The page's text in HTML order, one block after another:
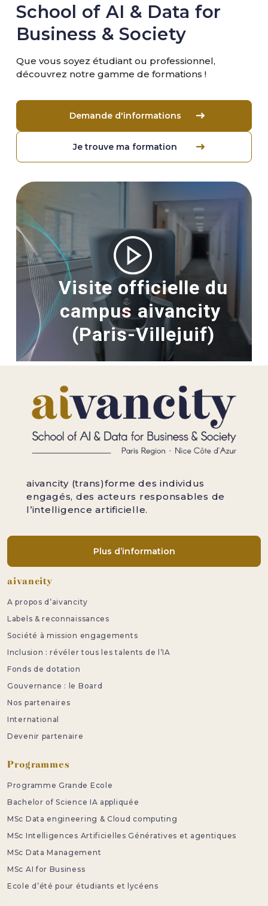
School of AI & Data for
Business & Society
Que vous soyez étudiant ou professionnel,
découvrez notre gamme de formations !
Demande d'informations
Je trouve ma formation
Image
Visite officielle du
campus aivancity
(Paris-Villejuif)
aivancity (trans)forme des individus
engagés, des acteurs responsables de
l’intelligence artificielle.
Plus d’information
Pied de page
aivancity
A propos d’aivancity
Labels & reconnaissances
Société à mission engagements
Inclusion : révéler tous les talents de l’IA
Fonds de dotation
Gouvernance : le Board
Nos partenaires
International
Devenir partenaire
Programmes
Programme Grande Ecole
Bachelor of Science IA appliquée
MSc Data engineering & Cloud computing
MSc Intelligences Artificielles Génératives et agentiques
MSc Data Management
MSc AI for Business
Ecole d’été pour étudiants et lycéens